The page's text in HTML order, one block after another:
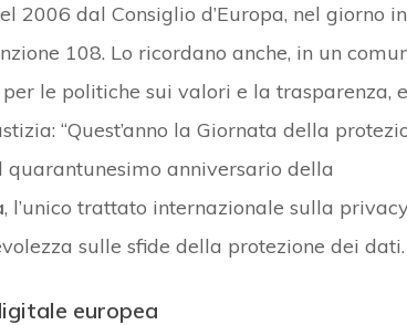
2006 dal Consiglio d’Europa, nel giorno
108. Lo ricordano anche, in un
le politiche sui valori e la trasparenza, e
“Quest’anno la Giornata della
anniversario della
, l’unico trattato internazionale sulla
sulle sfide della protezione dei dati.
europea